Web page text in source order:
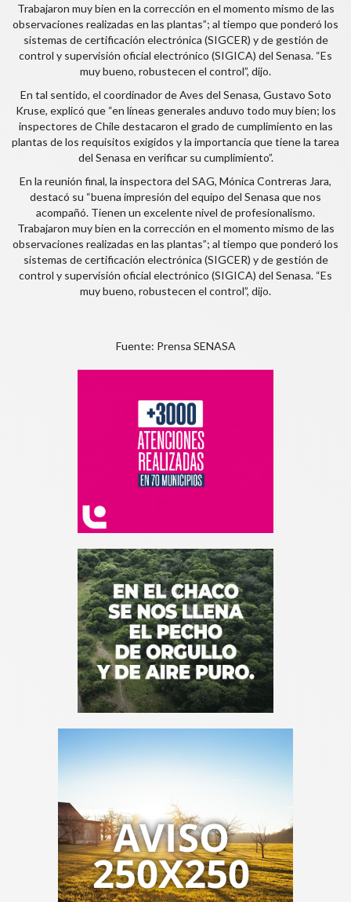
Trabajaron muy bien en la corrección en el momento mismo de las
observaciones realizadas en las plantas”; al tiempo que ponderó los
sistemas de certificación electrónica (SIGCER) y de gestión de
control y supervisión oficial electrónico (SIGICA) del Senasa. “Es
muy bueno, robustecen el control”, dijo.
En tal sentido, el coordinador de Aves del Senasa, Gustavo Soto
Kruse, explicó que “en líneas generales anduvo todo muy bien; los
inspectores de Chile destacaron el grado de cumplimiento en las
plantas de los requisitos exigidos y la importancia que tiene la tarea
del Senasa en verificar su cumplimiento”.
En la reunión final, la inspectora del SAG, Mónica Contreras Jara,
destacó su “buena impresión del equipo del Senasa que nos
acompañó. Tienen un excelente nivel de profesionalismo.
Trabajaron muy bien en la corrección en el momento mismo de las
observaciones realizadas en las plantas”; al tiempo que ponderó los
sistemas de certificación electrónica (SIGCER) y de gestión de
control y supervisión oficial electrónico (SIGICA) del Senasa. “Es
muy bueno, robustecen el control”, dijo.
Fuente: Prensa SENASA